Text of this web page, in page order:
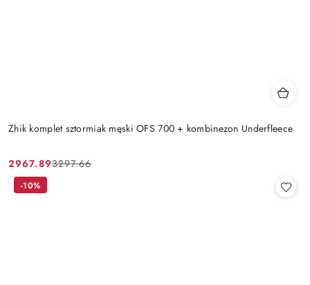
Zhik komplet sztormiak męski OFS 700 + kombinezon Underfleece
Cena
promocyjna:
2967.89
Cena
przed
3297.66
-10%